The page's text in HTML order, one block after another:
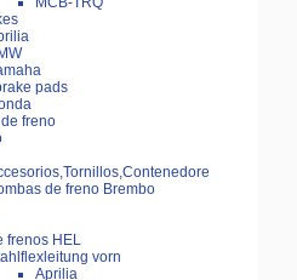
pads
freno
de freno Brembo
frenos HEL
vorn
Aprilia